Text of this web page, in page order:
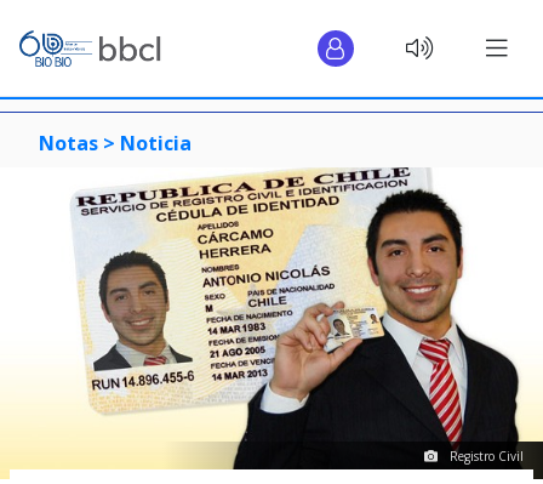
Notas > Noticia
Registro Civil